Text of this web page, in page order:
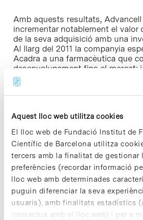
Aquest lloc web utilitza cookies
El lloc web de Fundació Institut de
Científic de Barcelona utilitza
tercers amb la finalitat de gestionar
preferències (recordar informació
lloc web amb determinades
puguin diferenciar la seva
usuaris), amb finalitats estadístics
interactua amb el lloc web) i per a
Amb aquests resultats,
incrementar notablement el valor
de la seva adquisició amb una
Al llarg del 2011 la companyia
Acadra a una farmacèutica que
desenvolupament fins el mercat; i
seu el valor potencial en vendes
milions d’euros anuals.
universitat pública espanyola que
clínics. El fàrmac ha estat
la tesi doctoral de Clara Campàs
Farmàcia de la Universitat de
descobrir una molècula,
tractament de leucèmies i
Universitat de Barcelona –a
Patents– va patentar el fàrmac i
més de descobridora, va ser
del fàrmac.